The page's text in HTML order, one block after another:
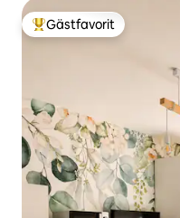
Populär gästfavorit
Gästfavorit